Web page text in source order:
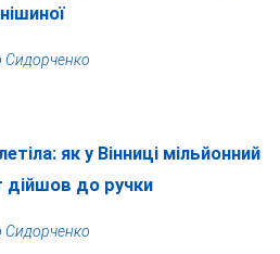
Сидорченко
як у Вінниці мільйонний
дійшов до ручки
Сидорченко